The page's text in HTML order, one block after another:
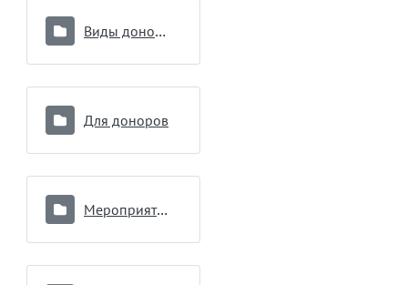
Виды донорства и интервалы между ними
Для доноров
Мероприятия по вопросам противодействия коррупции